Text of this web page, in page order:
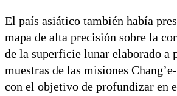
El país asiático también había
mapa de alta precisión sobre la
de la superficie lunar elaborado a
muestras de las misiones
con el objetivo de profundizar en